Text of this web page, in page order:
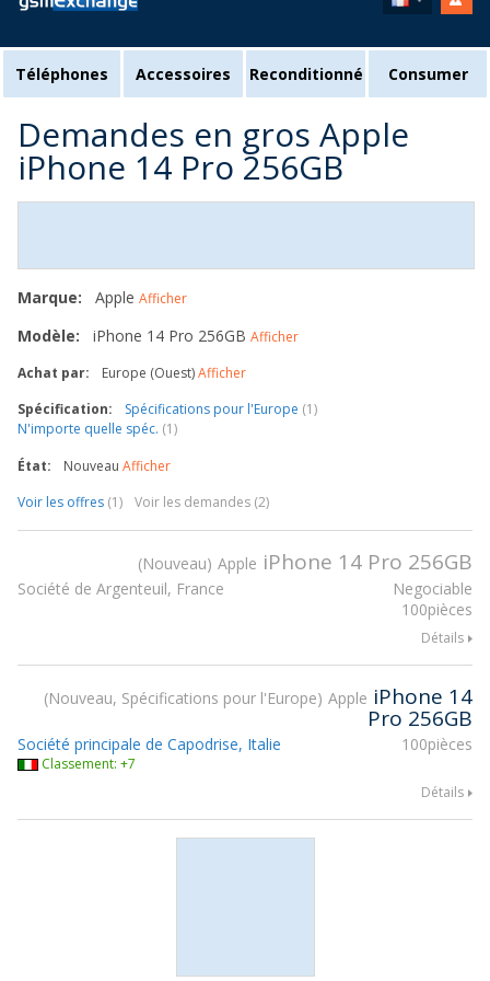
Téléphones Accessoires Reconditionné Consumer
Demandes en gros Apple
iPhone 14 Pro 256GB
Marque: Apple Afficher
Modèle: iPhone 14 Pro 256GB Afficher
Achat par:
Europe (Ouest)Afficher
Spécification:
Spécifications pour l'Europe (1)
N'importe quelle spéc. (1)
État:
Nouveau Afficher
Voir les offres (1) Voir les demandes (2)
Nouveau Apple iPhone 14 Pro 256GB
Negociable
100pièces
Société de Argenteuil, France
Détails
Nouveau, Spécifications pour l'Europe Apple iPhone 14
Pro 256GB
100pièces
Société principale de Capodrise, Italie
Classement: +7
Détails